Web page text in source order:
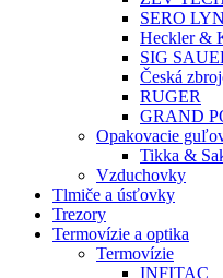
SERO
Heckler &
SIG
Česká
RUGER
GRAND
Opakovacie
Tikka &
Vzduchovky
Tlmiče a úsťovky
Trezory
Termovízie a optika
Termovízie
INFITAC